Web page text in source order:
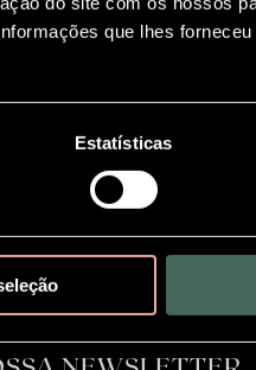
que lhes
Estatísticas